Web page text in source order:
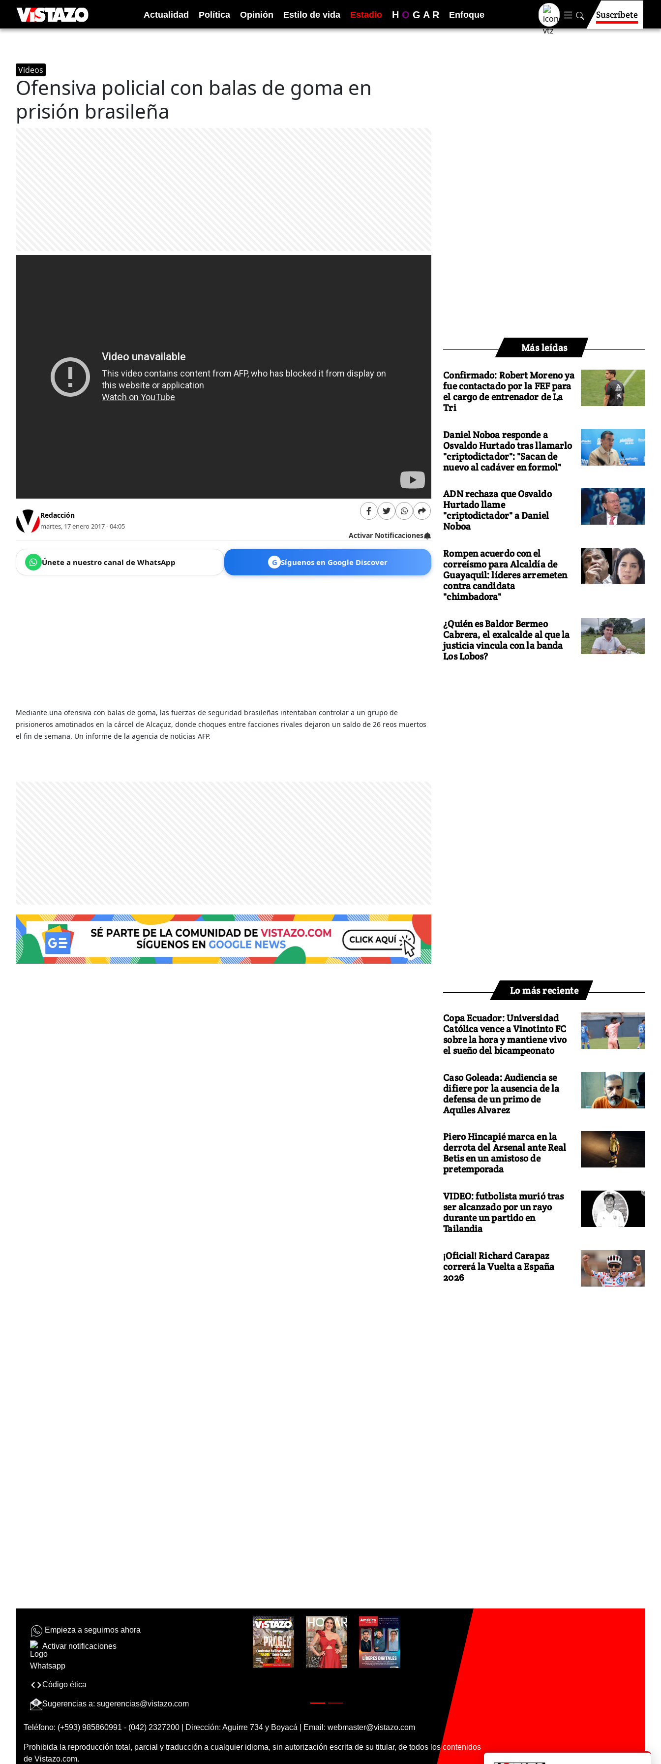
Actualidad Política Opinión Estilo de vida Estadio H O G A R Enfoque Suscríbete
Videos
Ofensiva policial con balas de goma en
prisión brasileña
Redacción
martes, 17 enero 2017 - 04:05
Activar Notificaciones
Únete a nuestro canal de WhatsApp G Síguenos en Google Discover
Mediante una ofensiva con balas de goma, las fuerzas de seguridad brasileñas intentaban controlar a un grupo de
prisioneros amotinados en la cárcel de Alcaçuz, donde choques entre facciones rivales dejaron un saldo de 26 reos muertos
el fin de semana. Un informe de la agencia de noticias AFP.
Más leídas
Confirmado: Robert Moreno ya
fue contactado por la FEF para
el cargo de entrenador de La
Tri
Daniel Noboa responde a
Osvaldo Hurtado tras llamarlo
"criptodictador": "Sacan de
nuevo al cadáver en formol"
ADN rechaza que Osvaldo
Hurtado llame
"criptodictador" a Daniel
Noboa
Rompen acuerdo con el
correísmo para Alcaldía de
Guayaquil: líderes arremeten
contra candidata
"chimbadora"
¿Quién es Baldor Bermeo
Cabrera, el exalcalde al que la
justicia vincula con la banda
Los Lobos?
Lo más reciente
Copa Ecuador: Universidad
Católica vence a Vinotinto FC
sobre la hora y mantiene vivo
el sueño del bicampeonato
Caso Goleada: Audiencia se
difiere por la ausencia de la
defensa de un primo de
Aquiles Alvarez
Piero Hincapié marca en la
derrota del Arsenal ante Real
Betis en un amistoso de
pretemporada
VIDEO: futbolista murió tras
ser alcanzado por un rayo
durante un partido en
Tailandia
¡Oficial! Richard Carapaz
correrá la Vuelta a España
2026
Empieza a seguirnos ahora
Activar notificaciones
Código ética
Sugerencias a: sugerencias@vistazo.com
Teléfono: (+593) 985860991 - (042) 2327200 | Dirección: Aguirre 734 y Boyacá | Email: webmaster@vistazo.com
Prohibida la reproducción total, parcial y traducción a cualquier idioma, sin autorización escrita de su titular, de todos los contenidos
de Vistazo.com.